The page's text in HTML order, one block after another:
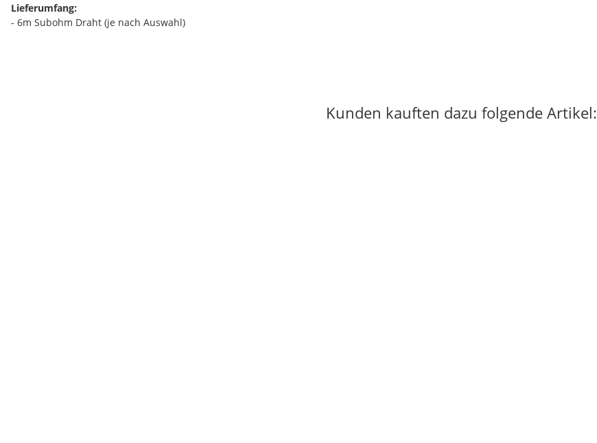
Lieferumfang:
- 6m Subohm Draht (je nach Auswahl)
Kunden kauften dazu folgende Artikel: